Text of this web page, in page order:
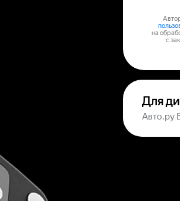
на
с
Для
Авто.ру